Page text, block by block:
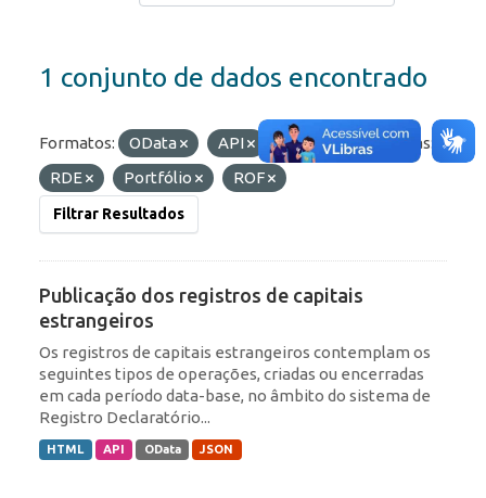
1 conjunto de dados encontrado
Formatos: OData API HTML
Etiquetas:
RDE
Portfólio ROF
Filtrar Resultados
Publicação dos registros de capitais
estrangeiros
Os registros de capitais estrangeiros contemplam os
seguintes tipos de operações, criadas ou encerradas
em cada período data-base, no âmbito do sistema de
Registro Declaratório...
HTML API OData JSON